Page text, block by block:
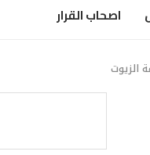
اصحاب القرار
الزيوت